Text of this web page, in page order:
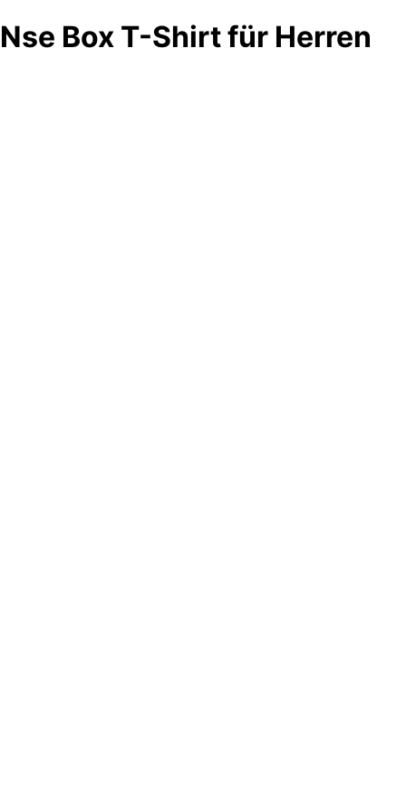
Nse Box T-Shirt für Herren